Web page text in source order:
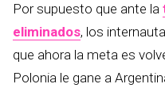
Por supuesto que ante la
eliminados, los
que ahora la meta es
Polonia le gane a